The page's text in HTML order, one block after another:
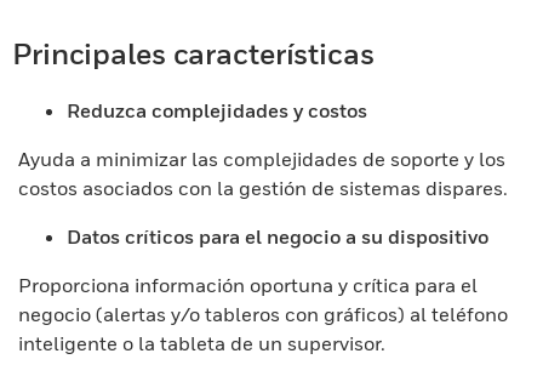
Principales características
Reduzca complejidades y costos
Ayuda a minimizar las complejidades de soporte y los
costos asociados con la gestión de sistemas dispares.
Datos críticos para el negocio a su dispositivo
Proporciona información oportuna y crítica para el
negocio (alertas y/o tableros con gráficos) al teléfono
inteligente o la tableta de un supervisor.